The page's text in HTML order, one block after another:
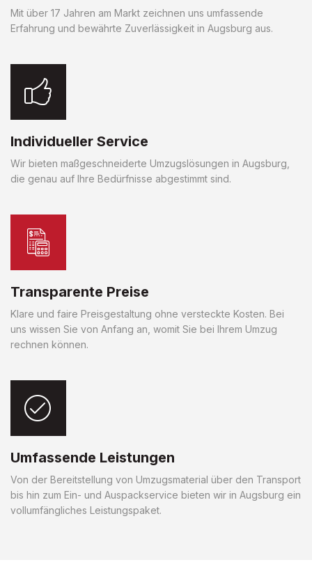
Mit über 17 Jahren am Markt zeichnen uns umfassende
Erfahrung und bewährte Zuverlässigkeit in Augsburg aus.
Individueller Service
Wir bieten maßgeschneiderte Umzugslösungen in Augsburg,
die genau auf Ihre Bedürfnisse abgestimmt sind.
Transparente Preise
Klare und faire Preisgestaltung ohne versteckte Kosten. Bei
uns wissen Sie von Anfang an, womit Sie bei Ihrem Umzug
rechnen können.
Umfassende Leistungen
Von der Bereitstellung von Umzugsmaterial über den Transport
bis hin zum Ein- und Auspackservice bieten wir in Augsburg ein
vollumfängliches Leistungspaket.